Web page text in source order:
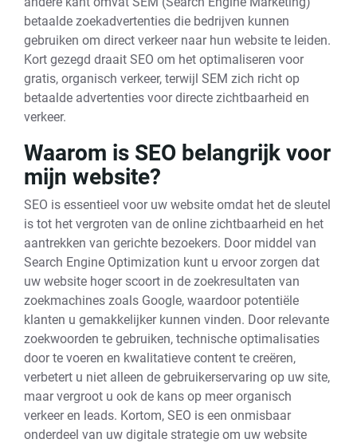
betaalde zoekadvertenties die bedrijven kunnen
gebruiken om direct verkeer naar hun website te leiden.
Kort gezegd draait SEO om het optimaliseren voor
gratis, organisch verkeer, terwijl SEM zich richt op
betaalde advertenties voor directe zichtbaarheid en
verkeer.
Waarom is SEO belangrijk voor
mijn website?
SEO is essentieel voor uw website omdat het de sleutel
is tot het vergroten van de online zichtbaarheid en het
aantrekken van gerichte bezoekers. Door middel van
Search Engine Optimization kunt u ervoor zorgen dat
uw website hoger scoort in de zoekresultaten van
zoekmachines zoals Google, waardoor potentiële
klanten u gemakkelijker kunnen vinden. Door relevante
zoekwoorden te gebruiken, technische optimalisaties
door te voeren en kwalitatieve content te creëren,
verbetert u niet alleen de gebruikerservaring op uw site,
maar vergroot u ook de kans op meer organisch
verkeer en leads. Kortom, SEO is een onmisbaar
onderdeel van uw digitale strategie om uw website